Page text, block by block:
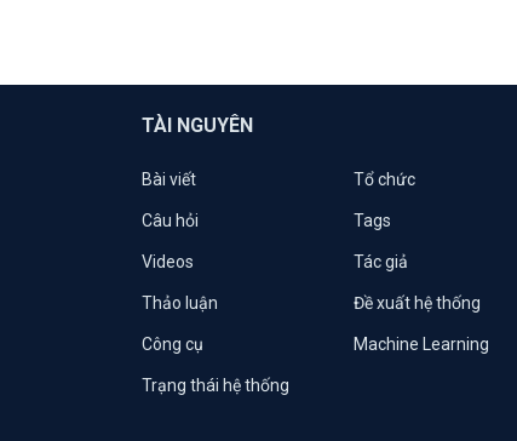
TÀI NGUYÊN
Bài viết Tổ chức
Câu hỏi Tags
Videos Tác giả
Thảo luận Đề xuất hệ thống
Công cụ Machine Learning
Trạng thái hệ thống